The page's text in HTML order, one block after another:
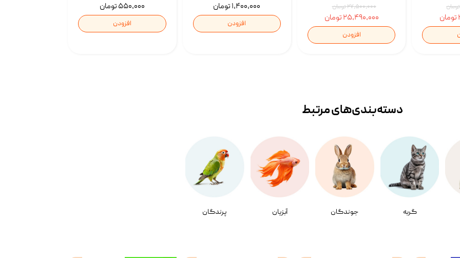
۵۵۰,۰۰۰ تومان
افزودن
۱,۴۰۰,۰۰۰ تومان
افزودن
۲۷,۵۰۰,۰۰۰ تومان
۲۵,۴۹۰,۰۰۰ تومان
افزودن
گربه جوندگان آبزیان پرندگان
دسته‌بندی‌‌های مرتبط